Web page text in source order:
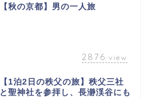
【秋の京都】男の一人旅
2876 view
【1泊2日の秩父の旅】秩父三社
と聖神社を参拝し、長瀞渓谷にも